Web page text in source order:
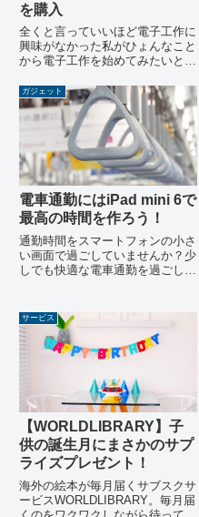
を購入
全くと言っていいほど電子工作に
興味がなかった私がひょんなこと
から電子工作を始めてみたいと思
ットを購入することにしました。
購入したスターターキットのファ
ーストインプレッションについて
語っています。
ガジェット
電車通勤にはiPad mini 6で
最高の時間を作ろう！
通勤時間をスマートフォンの小さ
い画面で過ごしていませんか？少
しでも快適な電車通勤を過ごした
サービス
【WORLDLIBRARY】子
供の誕生月にまさかのサプ
ライズプレゼント！
海外の絵本が毎月届くサブスクサ
ービスWORLDLIBRARY。毎月届